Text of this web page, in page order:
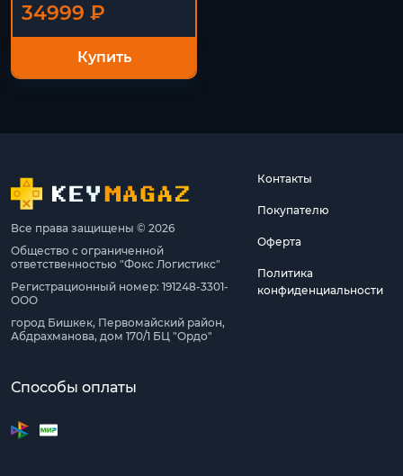
34999 ₽
Купить
Все права защищены © 2026
Общество с ограниченной
ответственностью "Фокс Логистикс"
Регистрационный номер: 191248-3301-
ООО
город Бишкек, Первомайский район,
Абдрахманова, дом 170/1 БЦ "Ордо"
Контакты
Покупателю
Оферта
Политика
конфиденциальности
Способы оплаты